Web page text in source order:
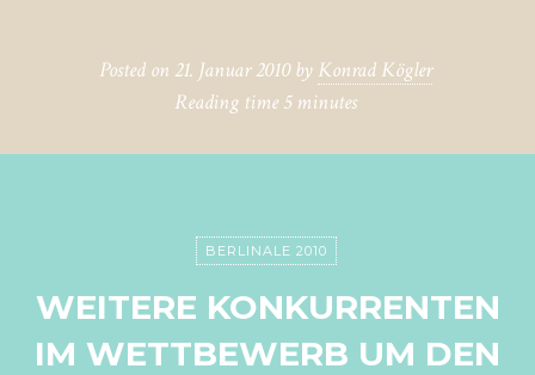
Posted on 21. Januar 2010 by Konrad Kögler
Reading time5 minutes
BERLINALE 2010
WEITERE KONKURRENTEN
IM WETTBEWERB UM DEN